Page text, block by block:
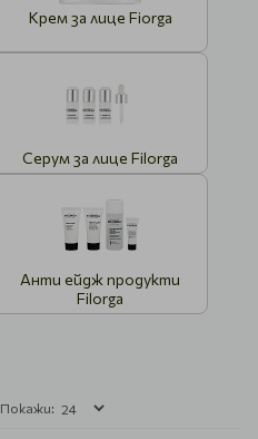
Крем за лице Fiorga
Серум за лице Filorga
Анти ейдж продукти
Filorga
Покажи: